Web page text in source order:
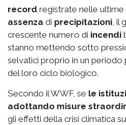
record registrate nelle
assenza di precipitazioni, il
crescente numero di incendi
stanno mettendo sotto
selvatici proprio in un
del loro ciclo biologico.
Secondo il WWF, se le
adottando misure
gli effetti della crisi climatica